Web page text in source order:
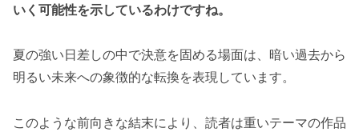
いく可能性を示しているわけですね。
夏の強い日差しの中で決意を固める場面は、暗い過去から
明るい未来への象徴的な転換を表現しています。
このような前向きな結末により、読者は重いテーマの作品